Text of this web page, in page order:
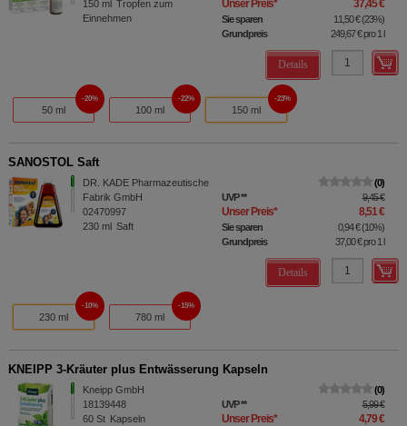
150 ml Tropfen zum
Einnehmen
Unser Preis* 37,45 €
Sie sparen 11,50 €(23%)
Grundpreis
249,67 €pro 1 l
Details
50 ml
20%
100 ml
22%
150 ml
23%
SANOSTOL Saft
DR. KADE Pharmazeutische
Fabrik GmbH
02470997
230 ml Saft
0
UVP** 9,45 €
Unser Preis* 8,51 €
Sie sparen 0,94 €(10%)
Grundpreis
37,00 €pro 1 l
Details
230 ml
10%
780 ml
15%
KNEIPP 3-Kräuter plus Entwässerung Kapseln
Kneipp GmbH
18139448
60 St Kapseln
0
UVP** 5,99 €
Unser Preis* 4,79 €